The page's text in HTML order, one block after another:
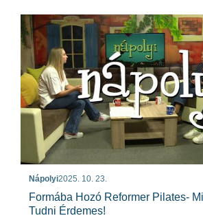
Nápolyi2025. 10. 23.
Formába Hozó Reformer Pilates-
Tudni Érdemes!